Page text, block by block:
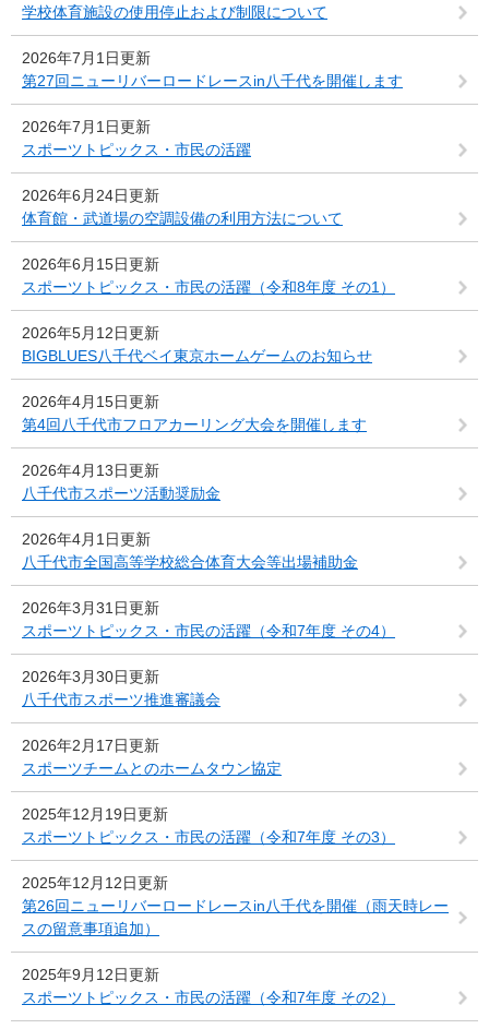
学校体育施設の使用停止および制限について
2026年7月1日更新
第27回ニューリバーロードレースin八千代を開催します
2026年7月1日更新
スポーツトピックス・市民の活躍
2026年6月24日更新
体育館・武道場の空調設備の利用方法について
2026年6月15日更新
スポーツトピックス・市民の活躍（令和8年度 その1）
2026年5月12日更新
BIGBLUES八千代ベイ東京ホームゲームのお知らせ
2026年4月15日更新
第4回八千代市フロアカーリング大会を開催します
2026年4月13日更新
八千代市スポーツ活動奨励金
2026年4月1日更新
八千代市全国高等学校総合体育大会等出場補助金
2026年3月31日更新
スポーツトピックス・市民の活躍（令和7年度 その4）
2026年3月30日更新
八千代市スポーツ推進審議会
2026年2月17日更新
スポーツチームとのホームタウン協定
2025年12月19日更新
スポーツトピックス・市民の活躍（令和7年度 その3）
2025年12月12日更新
第26回ニューリバーロードレースin八千代を開催（雨天時レー
スの留意事項追加）
2025年9月12日更新
スポーツトピックス・市民の活躍（令和7年度 その2）